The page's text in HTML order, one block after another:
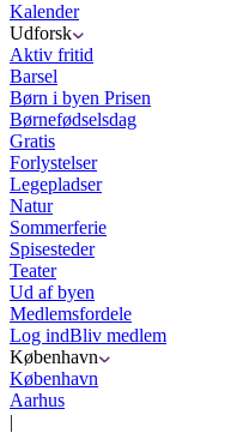
Kalender
Udforsk
Aktiv fritid
Barsel
Børn i byen Prisen
Børnefødselsdag
Gratis
Forlystelser
Legepladser
Natur
Sommerferie
Spisesteder
Teater
Ud af byen
Medlemsfordele
Log indBliv medlem
København
København
Aarhus
|